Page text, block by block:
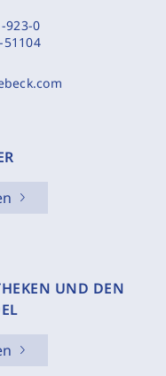
923-0
51104
UND DEN